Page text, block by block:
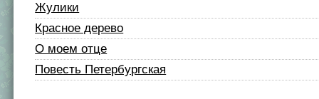
Жулики
Красное дерево
О моем отце
Повесть Петербургская